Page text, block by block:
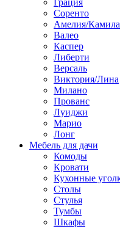
Грация
Соренто
Амелия/Камила
Валео
Каспер
Либерти
Версаль
Виктория/Лина
Милано
Прованс
Луиджи
Марио
Лонг
Мебель для дачи
Комоды
Кровати
Кухонные
Столы
Стулья
Тумбы
Шкафы